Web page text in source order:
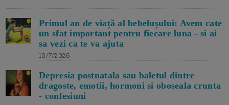
Primul an de viață al bebelușului: Avem cate
un sfat important pentru fiecare luna - si ai
sa vezi ca te va ajuta
10/7/2026
Depresia postnatala sau baletul dintre
dragoste, emotii, hormoni si oboseala crunta
- confesiuni